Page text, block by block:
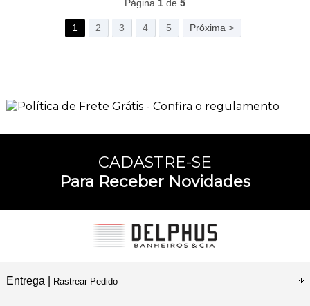
Página 1de 5
1 2 3 4 5 Próxima >
CADASTRE-SE
Para Receber Novidades
Entrega | Rastrear Pedido